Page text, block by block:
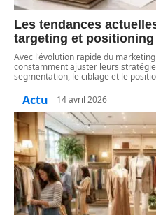
Les tendances
targeting et
Avec l'évolution rapide du
constamment ajuster leurs
segmentation, le ciblage et le
Actu 14 avril 2026